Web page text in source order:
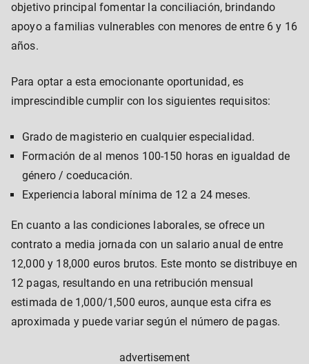
objetivo principal fomentar la conciliación, brindando
apoyo a familias vulnerables con menores de entre 6 y 16
años.
Para optar a esta emocionante oportunidad, es
imprescindible cumplir con los siguientes requisitos:
Grado de magisterio en cualquier especialidad.
Formación de al menos 100-150 horas en igualdad de
género / coeducación.
Experiencia laboral mínima de 12 a 24 meses.
En cuanto a las condiciones laborales, se ofrece un
contrato a media jornada con un salario anual de entre
12,000 y 18,000 euros brutos. Este monto se distribuye en
12 pagas, resultando en una retribución mensual
estimada de 1,000/1,500 euros, aunque esta cifra es
aproximada y puede variar según el número de pagas.
advertisement